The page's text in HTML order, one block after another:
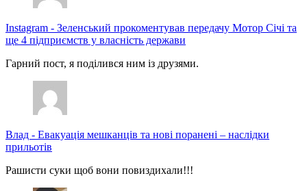
Instagram - Зеленський прокоментував передачу Мотор Січі та
ще 4 підприємств у власність держави
Гарний пост, я поділився ним із друзями.
Влад - Евакуація мешканців та нові поранені – наслідки
прильотів
Рашисти суки щоб вони повиздихали!!!